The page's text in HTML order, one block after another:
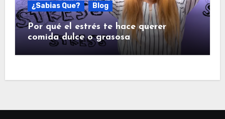
¿Sabias Que? Blog
Por qué el estrés te hace querer
comida dulce o grasosa